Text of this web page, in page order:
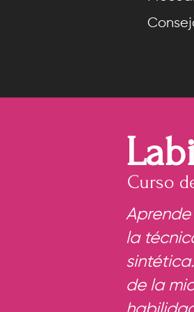
Curso
la
de la